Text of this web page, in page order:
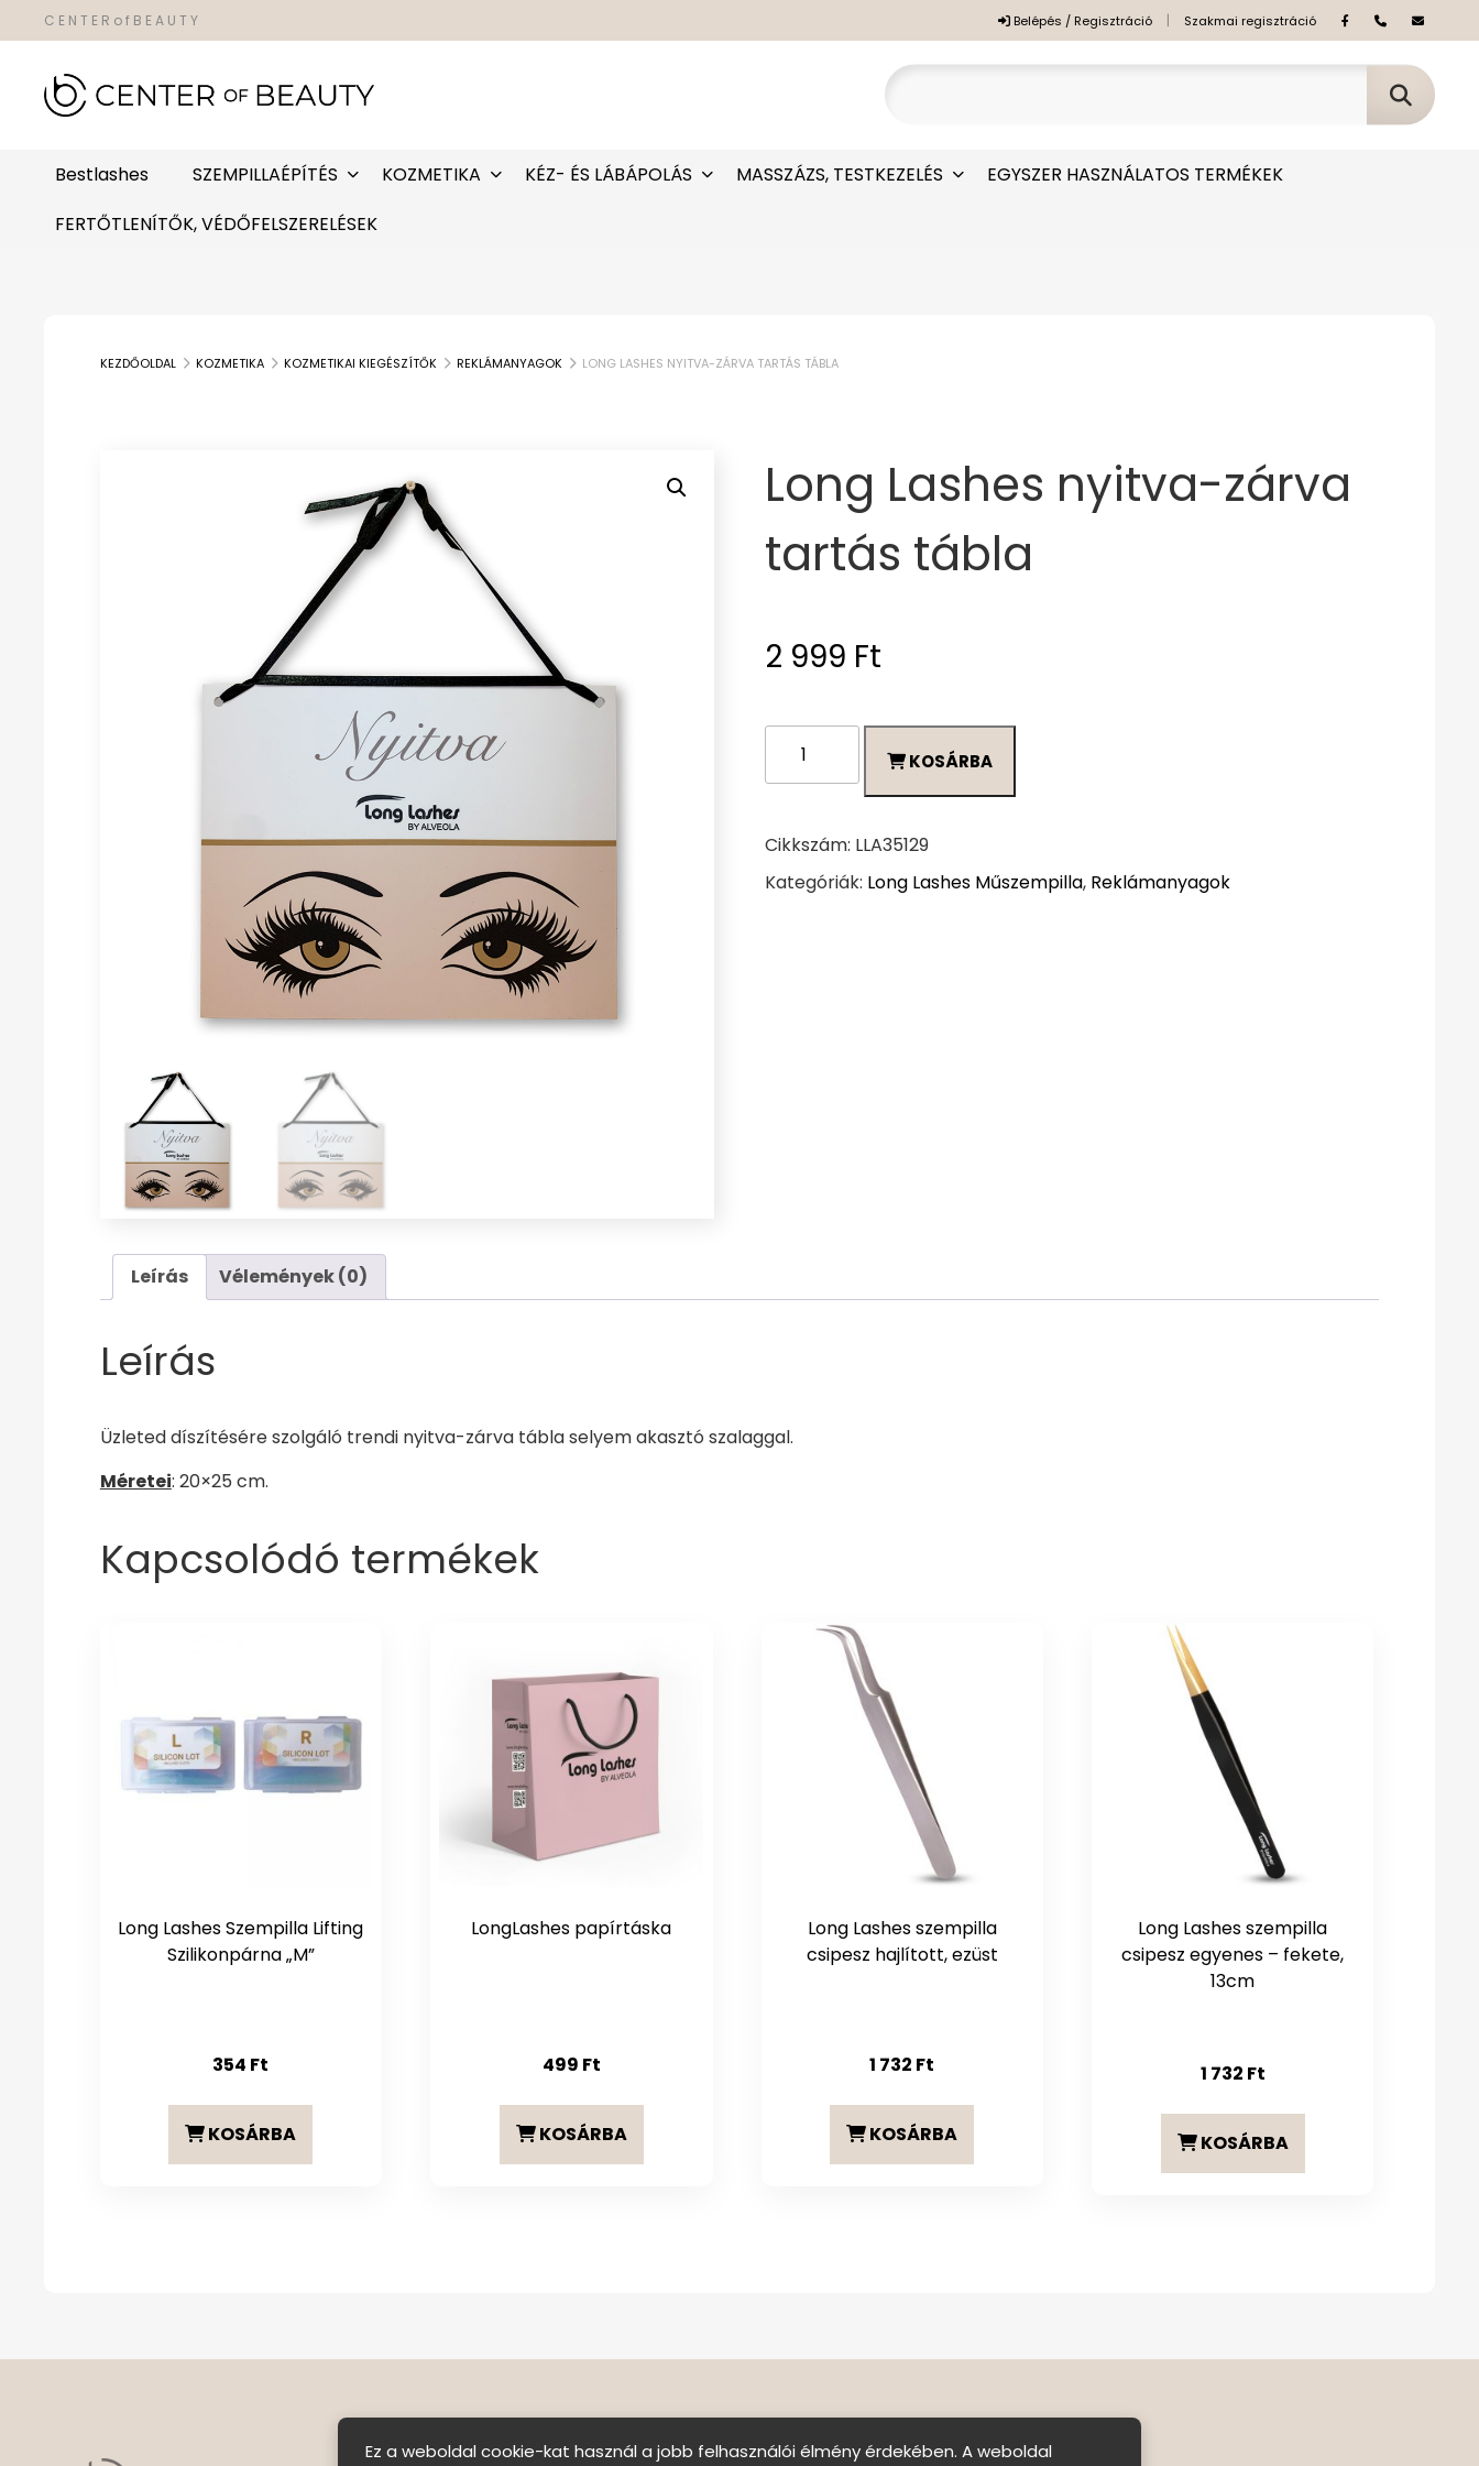
C E N T E R o f B E A U T Y Belépés / Regisztráció | Szakmai regisztráció
Bestlashes SZEMPILLAÉPÍTÉS KOZMETIKA KÉZ- ÉS LÁBÁPOLÁS MASSZÁZS, TESTKEZELÉS
EGYSZER HASZNÁLATOS TERMÉKEK
FERTŐTLENÍTŐK, VÉDŐFELSZERELÉSEK
KEZDŐOLDAL KOZMETIKA KOZMETIKAI KIEGÉSZÍTŐK REKLÁMANYAGOK LONG LASHES NYITVA-ZÁRVA TARTÁS TÁBLA
Long Lashes nyitva-zárva
tartás tábla
2 999 Ft
Lashes
nyitva-
tartás
mennyiség
KOSÁRBA
Cikkszám: LLA35129
Kategóriák: Long Lashes Műszempilla, Reklámanyagok
Leírás Vélemények (0)
Leírás
Üzleted díszítésére szolgáló trendi nyitva-zárva tábla selyem akasztó szalaggal.
Méretei: 20×25 cm.
Kapcsolódó termékek
Long Lashes Szempilla Lifting
Szilikonpárna „M”
354 Ft
KOSÁRBA
LongLashes papírtáska
499 Ft
KOSÁRBA
Long Lashes szempilla
csipesz hajlított, ezüst
1 732 Ft
KOSÁRBA
Long Lashes szempilla
csipesz egyenes – fekete,
13cm
1 732 Ft
KOSÁRBA
Ez a weboldal cookie-kat használ a jobb felhasználói élmény érdekében. A weboldal